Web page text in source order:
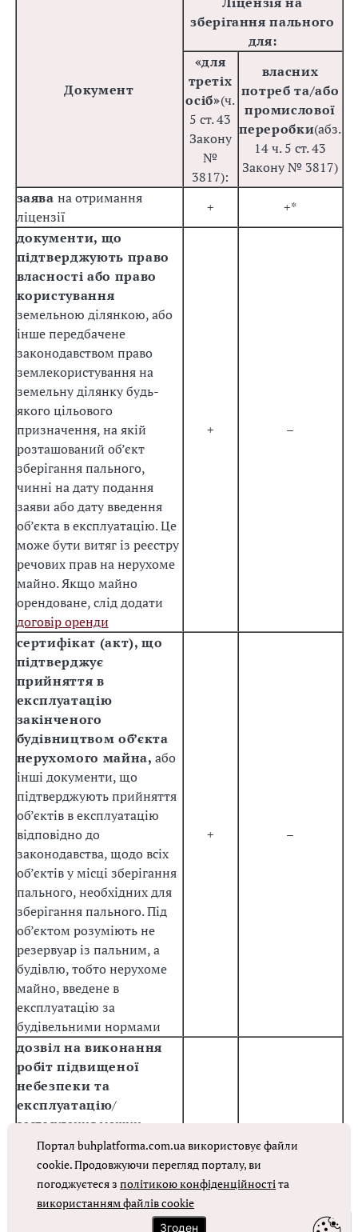
Документ
зберігання пального
для:
«для
третіх
осіб»(ч.
5 ст. 43
Закону
№
3817):
власних
потреб та/або
промислової
переробки(абз.
14 ч. 5 ст. 43
Закону № 3817)
заявана отримання
ліцензії
+
+*
документи, що
підтверджують право
власності або право
користування
земельною ділянкою, або
інше передбачене
законодавством право
землекористування на
земельну ділянку будь-
якого цільового
призначення, на якій
розташований об’єкт
зберігання пального,
чинні на дату подання
заяви або дату введення
об’єкта в експлуатацію. Це
може бути витяг із реєстру
речових прав на нерухоме
майно. Якщо майно
орендоване, слід додати
договір оренди
+ –
сертифікат (акт), що
підтверджує
прийняття в
експлуатацію
закінченого
будівництвом об’єкта
нерухомого майна,або
інші документи, що
підтверджують прийняття
об’єктів в експлуатацію
відповідно до
законодавства, щодо всіх
об’єктів у місці зберігання
пального, необхідних для
зберігання пального. Під
об’єктом розуміють не
резервуар із пальним, а
будівлю, тобто нерухоме
майно, введене в
експлуатацію за
будівельними нормами
+ –
дозвіл на виконання
робіт підвищеної
небезпеки та
експлуатацію/
застосування машин,
механізмів, устаткування
підвищеної небезпеки.
Його видає Держпраці,
керуючисьПорядком
Портал buhplatforma.com.ua використовує файли
cookie. Продовжуючи перегляд порталу, ви
погоджуєтеся зполітикою конфіденційностіта
використанням файлів cookie
Згоден